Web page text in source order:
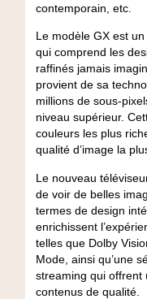
contemporain, etc.
Le modèle GX est
qui comprend les
raffinés jamais
provient de sa
millions de sous-
niveau supérieur.
couleurs les plus
qualité d’image la
Le nouveau
de voir de belles
termes de design
enrichissent
telles que Dolby
Mode, ainsi qu’une
streaming qui offrent
contenus de qualité.